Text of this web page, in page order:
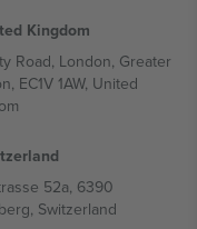
Kingdom
Road, London, Greater
EC1V 1AW, United
52a, 6390
Switzerland